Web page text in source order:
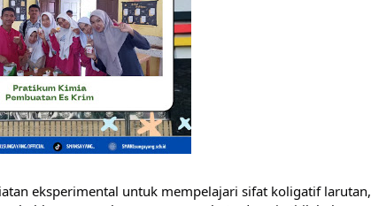
eksperimental untuk mempelajari sifat koligatif larutan,